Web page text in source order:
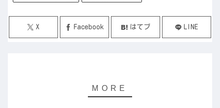
X Facebook はてブ LINE